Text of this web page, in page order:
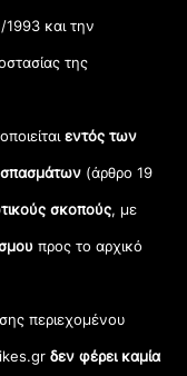
και την
της
εντός των
(άρθρο 19
σκοπούς, με
προς το αρχικό
περιεχομένου
δεν φέρει καμία